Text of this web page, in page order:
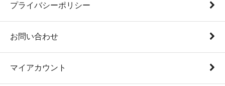
プライバシーポリシー
お問い合わせ
マイアカウント